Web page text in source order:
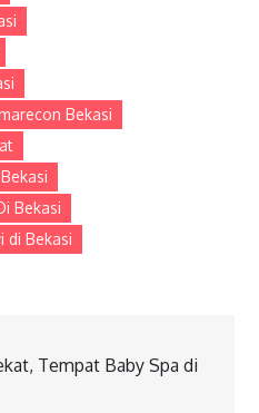
Bekasi
Bekasi
di Bekasi
Tempat Baby Spa di